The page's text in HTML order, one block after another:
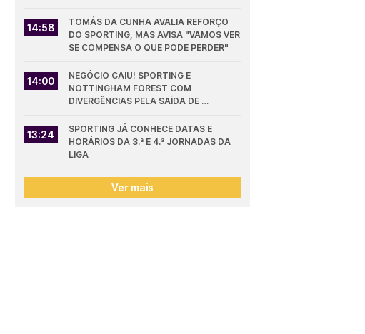
14:58
TOMÁS DA CUNHA AVALIA REFORÇO
DO SPORTING, MAS AVISA "VAMOS VER
SE COMPENSA O QUE PODE PERDER"
14:00
NEGÓCIO CAIU! SPORTING E
NOTTINGHAM FOREST COM
DIVERGÊNCIAS PELA SAÍDA DE
13:24
SPORTING JÁ CONHECE DATAS E
HORÁRIOS DA 3.ª E 4.ª JORNADAS DA
LIGA
Ver mais